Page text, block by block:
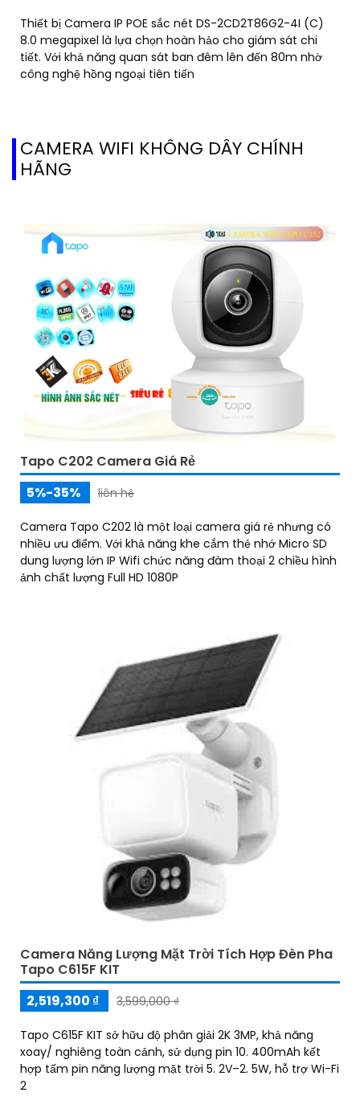
Thiết bị Camera IP POE sắc nét DS-2CD2T86G2-4I (C)
8.0 megapixel là lựa chọn hoàn hảo cho giám sát chi
tiết. Với khả năng quan sát ban đêm lên đến 80m nhờ
công nghệ hồng ngoại tiên tiến
CAMERA WIFI KHÔNG DÂY CHÍNH
HÃNG
Tapo C202 Camera Giá Rẻ
5%-35%
liên hệ
Camera Tapo C202 là một loại camera giá rẻ nhưng có
nhiều ưu điểm. Với khả năng khe cắm thẻ nhớ Micro SD
dung lượng lớn IP Wifi chức năng đàm thoại 2 chiều hình
ảnh chất lượng Full HD 1080P
Camera Năng Lượng Mặt Trời Tích Hợp Đèn Pha
Tapo C615F KIT
2,519,300 ₫
3,599,000 ₫
Tapo C615F KIT sở hữu độ phân giải 2K 3MP, khả năng
xoay/ nghiêng toàn cảnh, sử dụng pin 10. 400mAh kết
hợp tấm pin năng lượng mặt trời 5. 2V–2. 5W, hỗ trợ Wi-Fi
2